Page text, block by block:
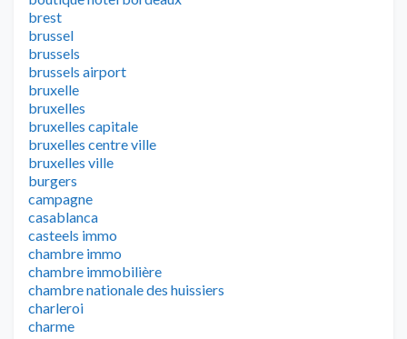
brest
brussel
brussels
brussels airport
bruxelle
bruxelles
bruxelles capitale
bruxelles centre ville
bruxelles ville
burgers
campagne
casablanca
casteels immo
chambre immo
chambre immobilière
chambre nationale des huissiers
charleroi
charme